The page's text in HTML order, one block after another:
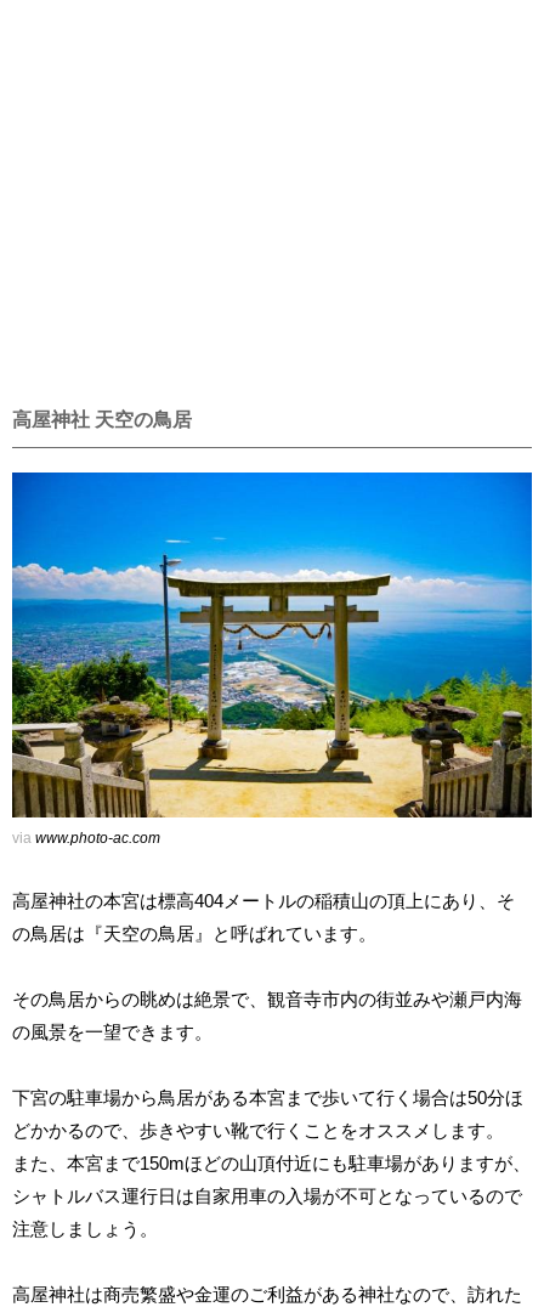
高屋神社 天空の鳥居
via www.photo-ac.com
高屋神社の本宮は標高404メートルの稲積山の頂上にあり、そ
の鳥居は『天空の鳥居』と呼ばれています。
その鳥居からの眺めは絶景で、観音寺市内の街並みや瀬戸内海
の風景を一望できます。
下宮の駐車場から鳥居がある本宮まで歩いて行く場合は50分ほ
どかかるので、歩きやすい靴で行くことをオススメします。
また、本宮まで150mほどの山頂付近にも駐車場がありますが、
シャトルバス運行日は自家用車の入場が不可となっているので
注意しましょう。
高屋神社は商売繁盛や金運のご利益がある神社なので、訪れた